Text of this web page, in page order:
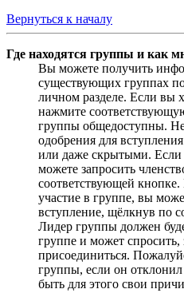
Вернуться к началу
Где находятся группы и как
Вы можете получить
существующих группах
личном разделе. Если вы
нажмите
группы общедоступны.
одобрения для
или даже скрытыми. Если
можете запросить
соответствующей кнопке.
участие в группе, вы
вступление, щёлкнув по
Лидер группы должен
группе и может спросить,
присоединиться.
группы, если он
быть для этого свои